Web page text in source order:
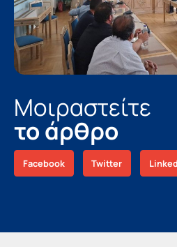
Μοιραστείτε
το άρθρο
Facebook Twitter